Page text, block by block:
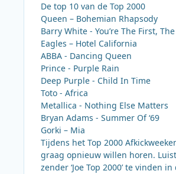
De top 10 van de Top 2000
Queen – Bohemian Rhapsody
Barry White - You’re The First,
Eagles – Hotel California
ABBA - Dancing Queen
Prince - Purple Rain
Deep Purple - Child In Time
Toto - Africa
Metallica - Nothing Else Matters
Bryan Adams - Summer Of ‘69
Gorki – Mia
Tijdens het Top 2000
graag opnieuw willen horen.
zender ‘Joe Top 2000’ te vinden